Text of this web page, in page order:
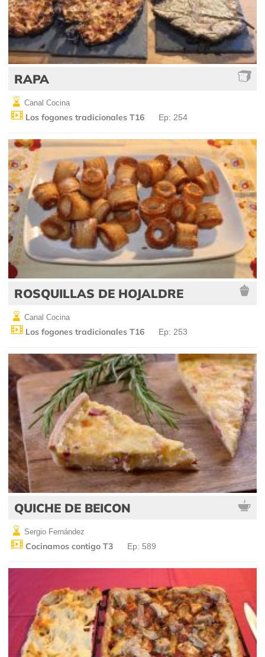
RAPA
Canal Cocina
Los fogones tradicionales T16 Ep: 254
ROSQUILLAS DE HOJALDRE
Canal Cocina
Los fogones tradicionales T16 Ep: 253
QUICHE DE BEICON
Sergio Fernández
Cocinamos contigo T3 Ep: 589